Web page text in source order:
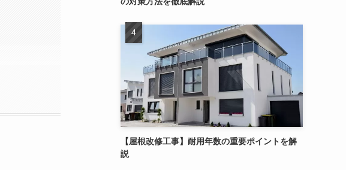
【屋根改修工事】耐用年数の重要ポイントを解
説